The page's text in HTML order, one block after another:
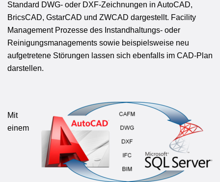
Standard DWG- oder DXF-Zeichnungen in AutoCAD,
BricsCAD, GstarCAD und ZWCAD dargestellt. Facility
Management Prozesse des Instandhaltungs- oder
Reinigungsmanagements sowie beispielsweise neu
aufgetretene Störungen lassen sich ebenfalls im CAD-Plan
darstellen.
Mit
einem